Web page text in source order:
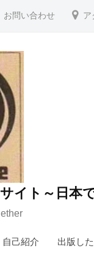
お問い合わせ ア
イト～日本
自己紹介 出版し